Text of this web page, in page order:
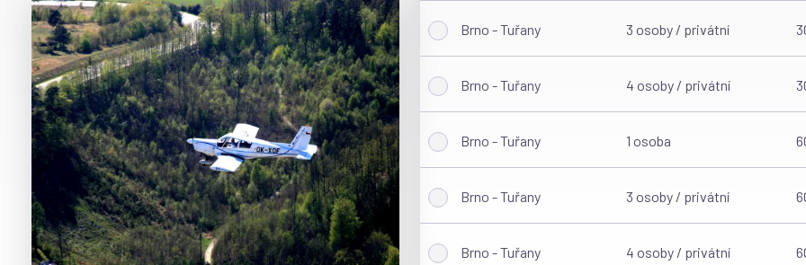
Brno - Tuřany 3 osoby / privátní
Brno - Tuřany 4 osoby / privátní
Brno - Tuřany 1 osoba
Brno - Tuřany 3 osoby / privátní
Brno - Tuřany 4 osoby / privátní